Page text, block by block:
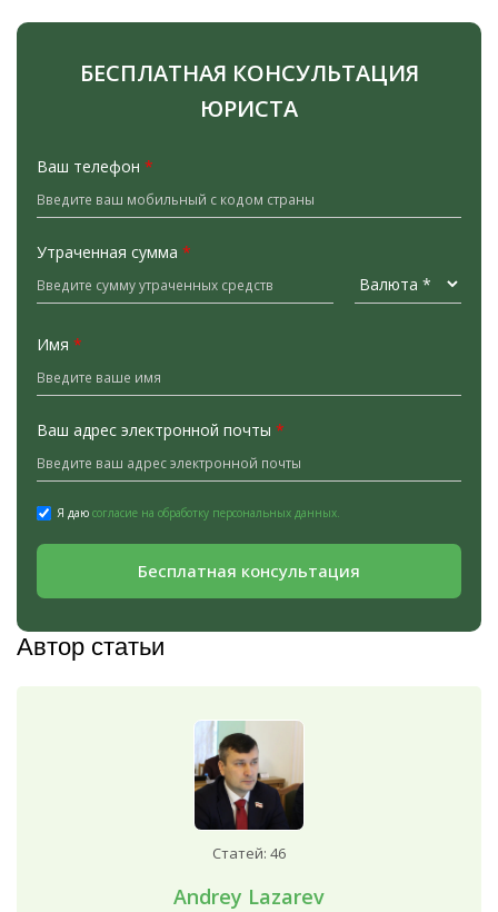
БЕСПЛАТНАЯ КОНСУЛЬТАЦИЯ
ЮРИСТА
Ваш телефон *
Утраченная сумма *
Имя *
Ваш адрес электронной почты *
Я даю согласие на обработку персональных данных.
Бесплатная консультация
Автор статьи
Статей: 46
Andrey Lazarev